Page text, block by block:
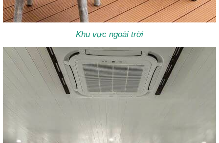
Khu vực ngoài trời